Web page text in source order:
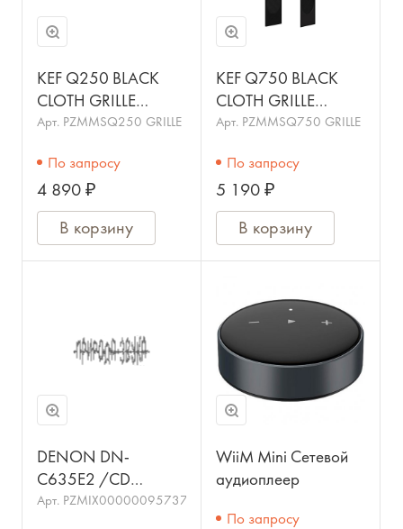
KEF Q250 BLACK
CLOTH GRILLE
SP4016BA Гриль для
канала Q250. Ткань,
магнитный.
Арт. PZMMSQ250 GRILLE
По запросу
4 890 ₽
В корзину
KEF Q750 BLACK
CLOTH GRILLE
SP3977BA Гриль для
Q750. Ткань,
магнитный. Цвет:
черный
Арт. PZMMSQ750 GRILLE
По запросу
5 190 ₽
В корзину
DENON DN-
C635E2 /CD
проигрыватель, CD-
Арт. PZMIX00000095737
WiiM Mini Сетевой
аудиоплеер
По запросу